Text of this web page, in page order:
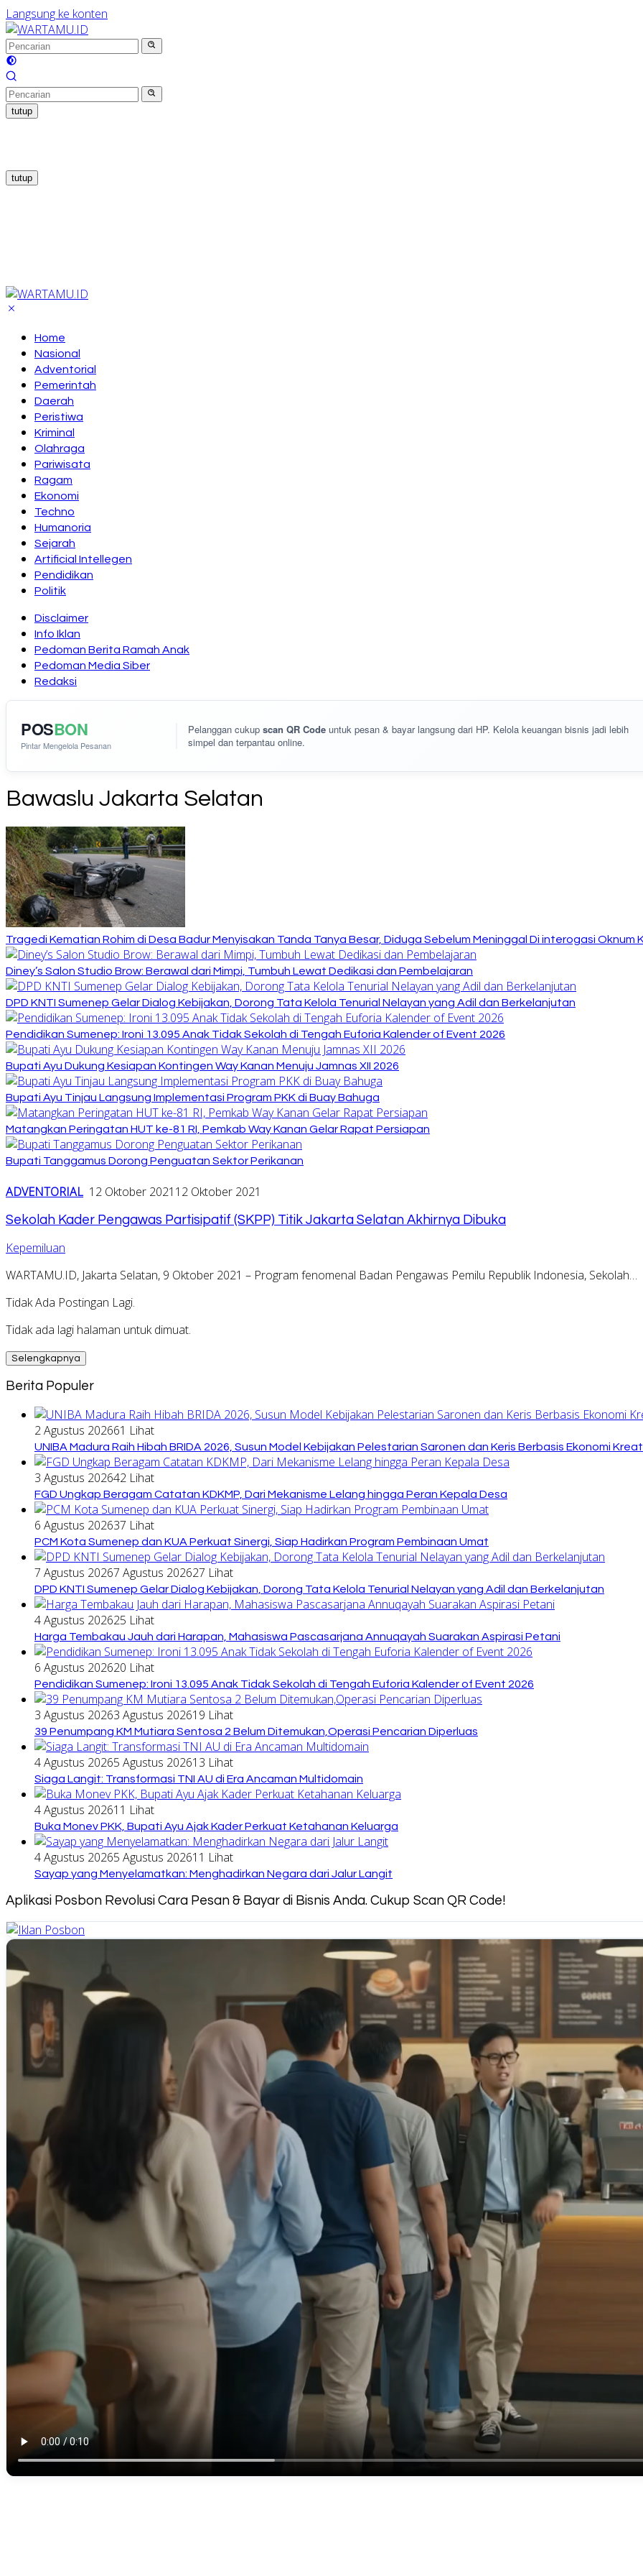
Langsung ke konten
tutup
tutup
Home
Nasional
Adventorial
Pemerintah
Daerah
Peristiwa
Kriminal
Olahraga
Pariwisata
Ragam
Ekonomi
Techno
Humanoria
Sejarah
Artificial Intellegen
Pendidikan
Politik
Disclaimer
Info Iklan
Pedoman Berita Ramah Anak
Pedoman Media Siber
Redaksi
POSBON
Pintar Mengelola Pesanan
Pelanggan cukup scan QR Code untuk pesan & bayar langsung dari HP. Kelola keuangan bisnis jadi lebih
simpel dan terpantau online.
Bawaslu Jakarta Selatan
Tragedi Kematian Rohim di Desa Badur Menyisakan Tanda Tanya Besar, Diduga Sebelum Meninggal Di interogasi Oknum
Diney’s Salon Studio Brow: Berawal dari Mimpi, Tumbuh Lewat Dedikasi dan Pembelajaran
DPD KNTI Sumenep Gelar Dialog Kebijakan, Dorong Tata Kelola Tenurial Nelayan yang Adil dan Berkelanjutan
Pendidikan Sumenep: Ironi 13.095 Anak Tidak Sekolah di Tengah Euforia Kalender of Event 2026
Bupati Ayu Dukung Kesiapan Kontingen Way Kanan Menuju Jamnas XII 2026
Bupati Ayu Tinjau Langsung Implementasi Program PKK di Buay Bahuga
Matangkan Peringatan HUT ke-81 RI, Pemkab Way Kanan Gelar Rapat Persiapan
Bupati Tanggamus Dorong Penguatan Sektor Perikanan
ADVENTORIAL 12 Oktober 2021 12 Oktober 2021
Sekolah Kader Pengawas Partisipatif (SKPP) Titik Jakarta Selatan Akhirnya Dibuka
Kepemiluan
WARTAMU.ID, Jakarta Selatan, 9 Oktober 2021 – Program fenomenal Badan Pengawas Pemilu Republik Indonesia, Sekolah…
Tidak Ada Postingan Lagi.
Tidak ada lagi halaman untuk dimuat.
Selengkapnya
Berita Populer
2 Agustus 202661 Lihat
UNIBA Madura Raih Hibah BRIDA 2026, Susun Model Kebijakan Pelestarian Saronen dan Keris Berbasis Ekonomi
3 Agustus 202642 Lihat
FGD Ungkap Beragam Catatan KDKMP, Dari Mekanisme Lelang hingga Peran Kepala Desa
6 Agustus 202637 Lihat
PCM Kota Sumenep dan KUA Perkuat Sinergi, Siap Hadirkan Program Pembinaan Umat
7 Agustus 20267 Agustus 202627 Lihat
DPD KNTI Sumenep Gelar Dialog Kebijakan, Dorong Tata Kelola Tenurial Nelayan yang Adil dan Berkelanjutan
4 Agustus 202625 Lihat
Harga Tembakau Jauh dari Harapan, Mahasiswa Pascasarjana Annuqayah Suarakan Aspirasi Petani
6 Agustus 202620 Lihat
Pendidikan Sumenep: Ironi 13.095 Anak Tidak Sekolah di Tengah Euforia Kalender of Event 2026
3 Agustus 20263 Agustus 202619 Lihat
39 Penumpang KM Mutiara Sentosa 2 Belum Ditemukan,Operasi Pencarian Diperluas
4 Agustus 20265 Agustus 202613 Lihat
Siaga Langit: Transformasi TNI AU di Era Ancaman Multidomain
4 Agustus 202611 Lihat
Buka Monev PKK, Bupati Ayu Ajak Kader Perkuat Ketahanan Keluarga
4 Agustus 20265 Agustus 202611 Lihat
Sayap yang Menyelamatkan: Menghadirkan Negara dari Jalur Langit
Aplikasi Posbon Revolusi Cara Pesan & Bayar di Bisnis Anda. Cukup Scan QR Code!